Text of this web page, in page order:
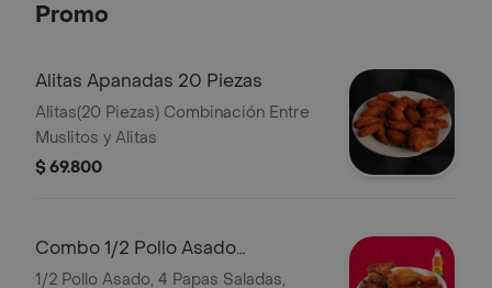
Promo
Alitas Apanadas 20 Piezas
Alitas(20 Piezas) Combinación Entre
Muslitos y Alitas
$ 69.800
Combo 1/2 Pollo Asado
Guacamole
1/2 Pollo Asado, 4 Papas Saladas,